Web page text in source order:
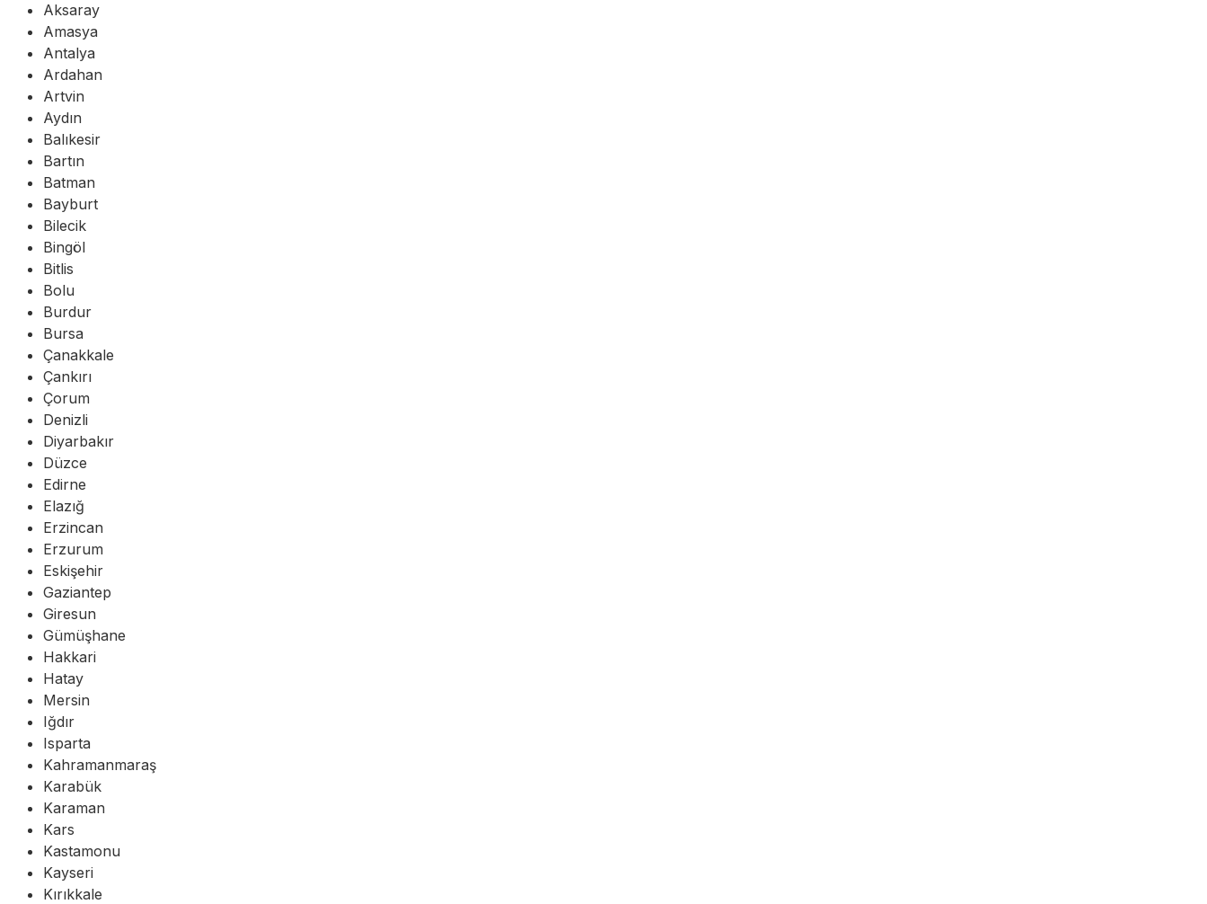
Aksaray
Amasya
Antalya
Ardahan
Artvin
Aydın
Balıkesir
Bartın
Batman
Bayburt
Bilecik
Bingöl
Bitlis
Bolu
Burdur
Bursa
Çanakkale
Çankırı
Çorum
Denizli
Diyarbakır
Düzce
Edirne
Elazığ
Erzincan
Erzurum
Eskişehir
Gaziantep
Giresun
Gümüşhane
Hakkari
Hatay
Mersin
Iğdır
Isparta
Kahramanmaraş
Karabük
Karaman
Kars
Kastamonu
Kayseri
Kırıkkale